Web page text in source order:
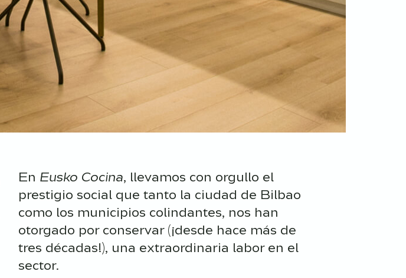
En Eusko Cocina, llevamos con orgullo el
prestigio social que tanto la ciudad de Bilbao
como los municipios colindantes, nos han
otorgado por conservar (¡desde hace más de
tres décadas!), una extraordinaria labor en el
sector.